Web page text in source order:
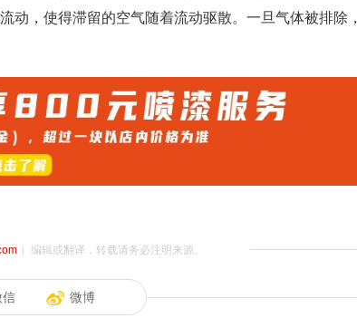
动，使得滞留的空气随着流动驱散。一旦气体被排除，
）编辑或翻译，转载请务必注明来源。
信 微博